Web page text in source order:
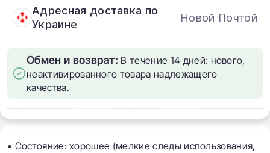
Адресная доставка по
Украине
Новой Почтой
Обмен и возврат: В течение 14 дней: нового,
неактивированного товара надлежащего
качества.
• Состояние: хорошее (мелкие следы использования,